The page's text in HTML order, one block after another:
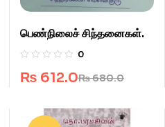
பெண்நிலைச் சிந்தனைகள்.
0
₨680.0
₨ 612.0